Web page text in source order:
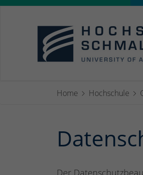
Home Hochschule
Der